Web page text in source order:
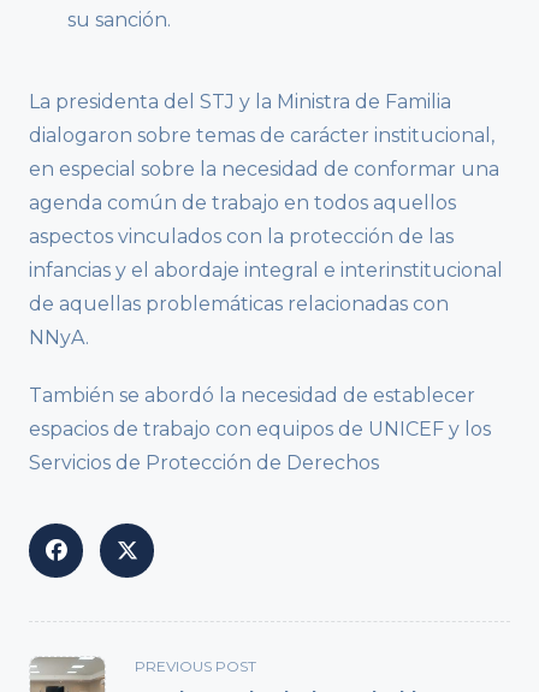
su sanción.
La presidenta del STJ y la Ministra de Familia
dialogaron sobre temas de carácter institucional,
en especial sobre la necesidad de conformar una
agenda común de trabajo en todos aquellos
aspectos vinculados con la protección de las
infancias y el abordaje integral e interinstitucional
de aquellas problemáticas relacionadas con
NNyA.
También se abordó la necesidad de establecer
espacios de trabajo con equipos de UNICEF y los
Servicios de Protección de Derechos
<span
PREVIOUS POST